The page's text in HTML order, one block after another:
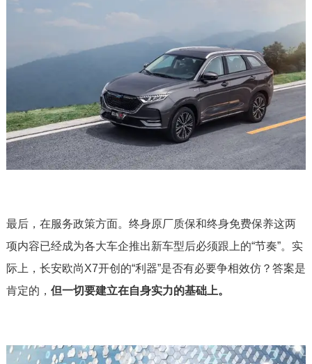
最后，在服务政策方面。终身原厂质保和终身免费保养这两
项内容已经成为各大车企推出新车型后必须跟上的“节奏”。实
际上，长安欧尚X7开创的“利器”是否有必要争相效仿？答案是
肯定的， 但一切要建立在自身实力的基础上。